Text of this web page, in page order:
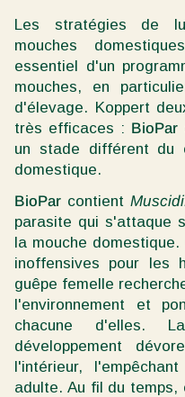
Les stratégies de
mouches
essentiel d'un
mouches, en
d'élevage. Koppert
très efficaces : BioPar
un stade différent du
domestique.
BioPar contient
parasite qui s'attaque
la mouche
inoffensives pour les
guêpe femelle
l'environnement et
chacune d'elles.
développement
l'intérieur,
adulte. Au fil du